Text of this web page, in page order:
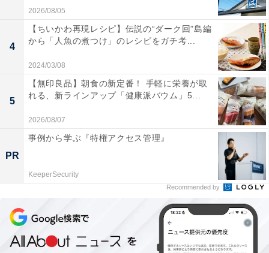
ン」という2種類の茶葉を合わせているのが特徴。2011
年からは、茶葉と部位、発酵度合いを変えた「ホワイ
ト」もラインナップに加わっています。
2026/08/05
4
【ちいかわ再現レシピ】伝説の“ダーク回”島編
から「人魚の煮つけ」のレシピをガチ考...
2024/03/08
5
【無印良品】朝食の新定番！ 手軽に栄養が取
れる、新ラインアップ「健康派バウム」5...
2026/08/07
PR
事例から学ぶ『特権アクセス管理』
KeeperSecurity
Recommended by